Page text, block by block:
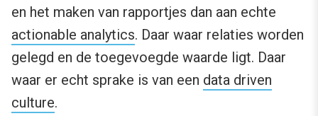
en het maken van rapportjes dan aan echte
actionable analytics. Daar waar relaties worden
gelegd en de toegevoegde waarde ligt. Daar
waar er echt sprake is van een data driven
culture.